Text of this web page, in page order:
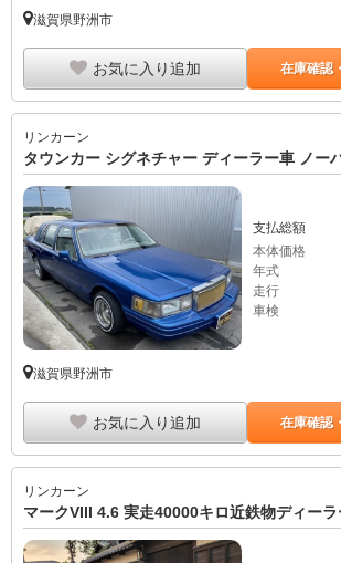
滋賀県野洲市
お気に入り追加 在庫確認
リンカーン
タウンカー シグネチャー ディーラー車 ノー
支払総額
本体価格
年式
走行
車検
滋賀県野洲市
お気に入り追加 在庫確認
リンカーン
マークVIII 4.6 実走40000キロ近鉄物ディーラ